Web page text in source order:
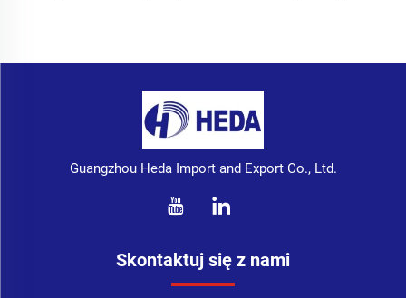
Guangzhou Heda Import and Export Co., Ltd.
Skontaktuj się z nami